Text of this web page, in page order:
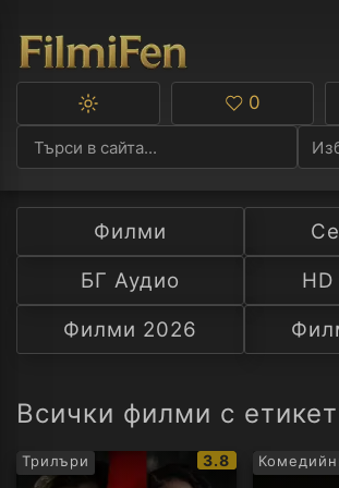
Ф
С
А
Превключване
тъмна
тема
Любими
0
Филми
БГ Аудио
Филми 2026
Всички филми с
Трилъри
IMDb
рейтинг:
3.8